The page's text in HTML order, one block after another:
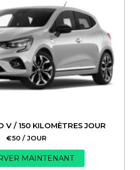
V / 150 KILOMÈTRES JOUR
€50/ JOUR
MAINTENANT